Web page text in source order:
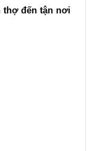
thợ đến tận nơi